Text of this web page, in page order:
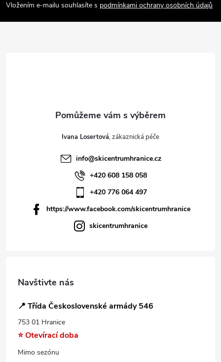
Vložením e-mailu souhlasíte s podmínkami ochrany osobních údajů
Ivana Losertová
info@skicentrumhranice.cz
+420 608 158 058
+420 776 064 497
https://www.facebook.com/skicentrumhranice
skicentrumhranice
Navštivte nás
📍 Třída Československé armády 546
753 01 Hranice
⭐ Otevírací doba
Mimo sezónu